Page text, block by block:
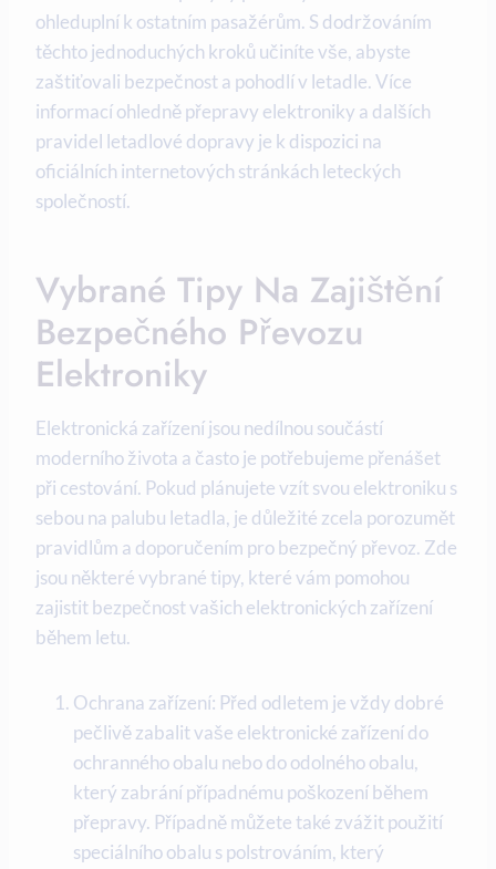
ohleduplní k ostatním pasažérům. S dodržováním
těchto jednoduchých kroků učiníte vše, abyste
zaštiťovali bezpečnost a pohodlí v letadle. Více
informací ohledně přepravy elektroniky a dalších
pravidel letadlové dopravy je k dispozici na
oficiálních internetových stránkách leteckých
společností.
Vybrané Tipy Na Zajištění
Bezpečného Převozu
Elektroniky
Elektronická zařízení jsou nedílnou součástí
moderního života a často je potřebujeme přenášet
při cestování. Pokud plánujete vzít svou elektroniku s
sebou na palubu letadla, je důležité zcela porozumět
pravidlům a doporučením pro bezpečný převoz. Zde
jsou některé vybrané tipy, které vám pomohou
zajistit bezpečnost vašich elektronických zařízení
během letu.
Ochrana zařízení: Před odletem je vždy dobré
pečlivě zabalit vaše elektronické zařízení do
ochranného obalu nebo do odolného obalu,
který zabrání případnému poškození během
přepravy. Případně můžete také zvážit použití
speciálního obalu s polstrováním, který